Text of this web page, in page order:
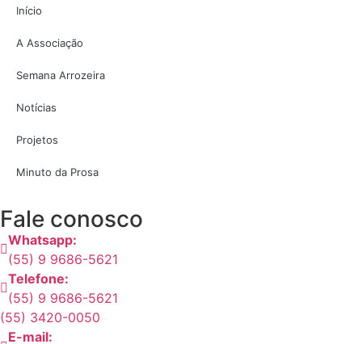
Início
A Associação
Semana Arrozeira
Notícias
Projetos
Minuto da Prosa
Fale conosco
Whatsapp:
(55) 9 9686-5621
Telefone:
(55) 9 9686-5621
(55) 3420-0050
E-mail: